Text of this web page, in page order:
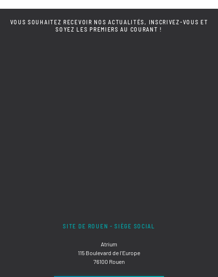
VOUS SOUHAITEZ RECEVOIR NOS ACTUALITÉS, INSCRIVEZ-VOUS ET
SOYEZ LES PREMIERS AU COURANT !
SITE DE ROUEN - SIÈGE SOCIAL
Atrium
115 Boulevard de l'Europe
76100 Rouen